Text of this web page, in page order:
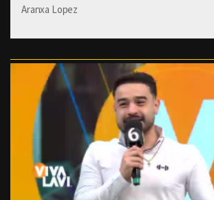
Aranxa Lopez